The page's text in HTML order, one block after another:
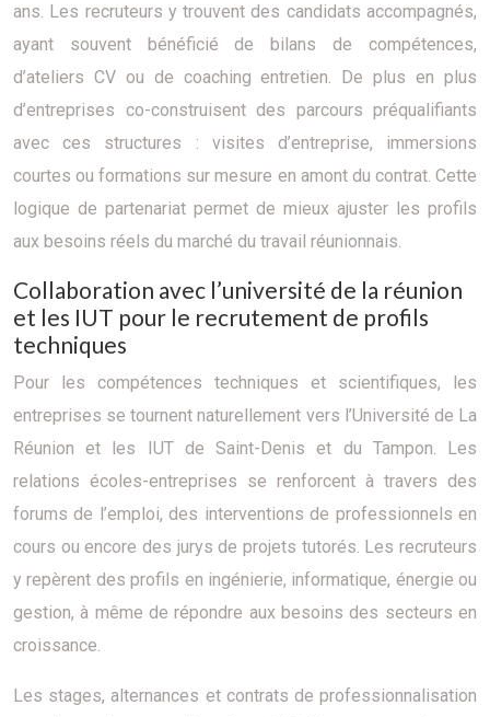
ans. Les recruteurs y trouvent des candidats accompagnés,
ayant souvent bénéficié de bilans de compétences,
d’ateliers CV ou de coaching entretien. De plus en plus
d’entreprises co-construisent des parcours préqualifiants
avec ces structures : visites d’entreprise, immersions
courtes ou formations sur mesure en amont du contrat. Cette
logique de partenariat permet de mieux ajuster les profils
aux besoins réels du marché du travail réunionnais.
Collaboration avec l’université de la réunion
et les IUT pour le recrutement de profils
techniques
Pour les compétences techniques et scientifiques, les
entreprises se tournent naturellement vers l’Université de La
Réunion et les IUT de Saint-Denis et du Tampon. Les
relations écoles-entreprises se renforcent à travers des
forums de l’emploi, des interventions de professionnels en
cours ou encore des jurys de projets tutorés. Les recruteurs
y repèrent des profils en ingénierie, informatique, énergie ou
gestion, à même de répondre aux besoins des secteurs en
croissance.
Les stages, alternances et contrats de professionnalisation